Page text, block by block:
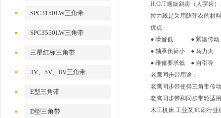
SPC3150LW三角带
SPC3550LW三角带
三星红标三角带
3V、5V、8V三角带
E型三角带
D型三角带
H.O.T.螺旋斜齿（人字齿
拉力线是采用防弹衣的材
优点:
● 噪音低 ● 紧凑
● 轴承负荷小 ● 马
● 维修要求低 ● 自引
老鹰同步带用途：
老鹰同步带使得三角带传
老鹰同步带和同步带轮适
木工机床,工业泵,印刷行